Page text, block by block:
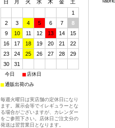
日 月 火 水 木 金
土
1
2
3 4 5 6 7
8
9
10 11 12 13 14
15
16
17 18 19 20 21
22
23
24 25 26 27 28
29
30
31
今日 ■ 店休日
■通販出荷のみ
毎週火曜日は実店舗の定休日になり
ます。展示会等でイレギュラーとな
る場合がございますが、カレンダー
をご参照下さい。店休日ご注文分の
発送は翌営業日となります。